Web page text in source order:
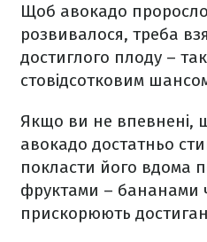
Щоб авокадо
розвивалося, треба
достиглого плоду –
стовідсотковим
Якщо ви не впевнені,
авокадо достатньо
покласти його вдома
фруктами – бананами
прискорюють